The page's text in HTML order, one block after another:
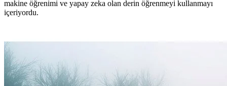
makine öğrenimi ve yapay zeka olan derin öğrenmeyi kullanmayı
içeriyordu.